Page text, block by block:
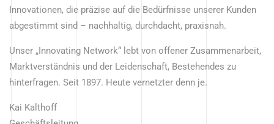
Innovationen, die präzise auf die Bedürfnisse unserer Kunden
abgestimmt sind – nachhaltig, durchdacht, praxisnah.
Unser „Innovating Network“ lebt von offener Zusammenarbeit,
Marktverständnis und der Leidenschaft, Bestehendes zu
hinterfragen. Seit 1897. Heute vernetzter denn je.
Kai Kalthoff